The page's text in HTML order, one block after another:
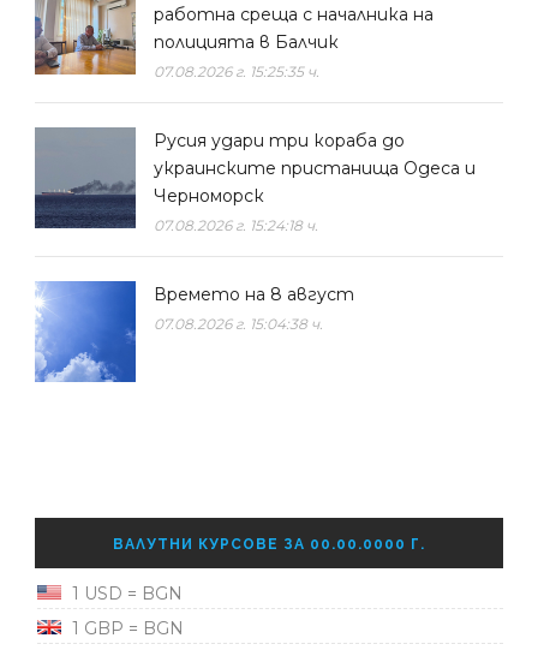
работна среща с началника на
полицията в Балчик
07.08.2026 г. 15:25:35 ч.
Русия удари три кораба до
украинските пристанища Одеса и
Черноморск
07.08.2026 г. 15:24:18 ч.
Времето на 8 август
07.08.2026 г. 15:04:38 ч.
ВАЛУТНИ КУРСОВЕ ЗА 00.00.0000 Г.
1 USD = BGN
1 GBP = BGN